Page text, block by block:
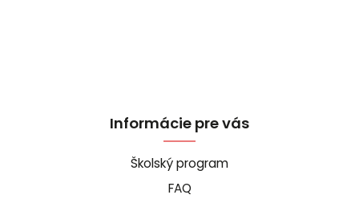
Informácie pre vás
Školský program
FAQ